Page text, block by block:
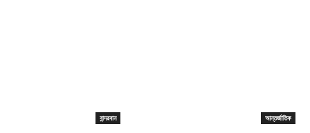
বান্দরবান আন্তর্জাতিক